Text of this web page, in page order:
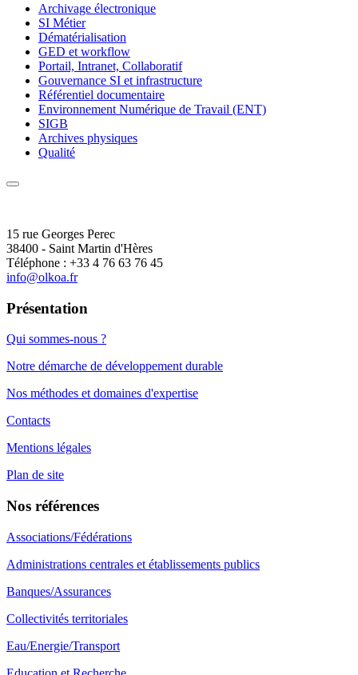
Archivage électronique
SI Métier
Dématérialisation
GED et workflow
Portail, Intranet, Collaboratif
Gouvernance SI et infrastructure
Référentiel documentaire
Environnement Numérique de Travail (ENT)
SIGB
Archives physiques
Qualité
15 rue Georges Perec
38400 - Saint Martin d'Hères
Téléphone : +33 4 76 63 76 45
info@olkoa.fr
Présentation
Qui sommes-nous ?
Notre démarche de développement durable
Nos méthodes et domaines d'expertise
Contacts
Mentions légales
Plan de site
Nos références
Associations/Fédérations
Administrations centrales et établissements publics
Banques/Assurances
Collectivités territoriales
Eau/Energie/Transport